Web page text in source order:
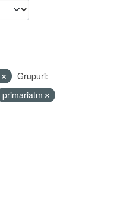
Grupuri:
primariatm